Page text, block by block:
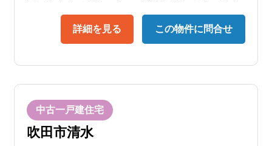
詳細を見る この物件に問合せ
中古一戸建住宅
吹田市清水